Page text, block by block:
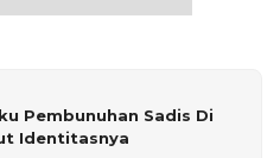
Pembunuhan Sadis Di
Identitasnya